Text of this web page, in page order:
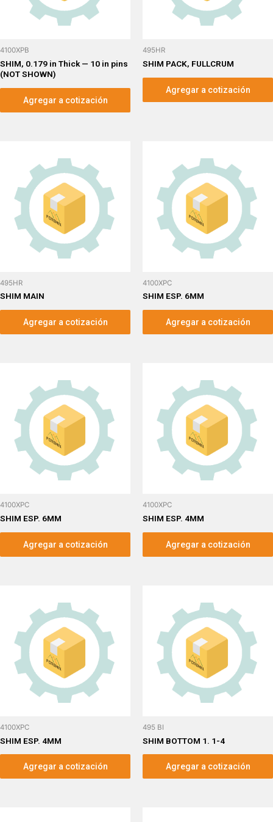
4100XPB
SHIM, 0.179 in Thick — 10 in pins
(NOT SHOWN)
Agregar a cotización
495HR
SHIM PACK, FULLCRUM
Agregar a cotización
495HR
SHIM MAIN
Agregar a cotización
4100XPC
SHIM ESP. 6MM
Agregar a cotización
4100XPC
SHIM ESP. 6MM
Agregar a cotización
4100XPC
SHIM ESP. 4MM
Agregar a cotización
4100XPC
SHIM ESP. 4MM
Agregar a cotización
495 BI
SHIM BOTTOM 1. 1-4
Agregar a cotización